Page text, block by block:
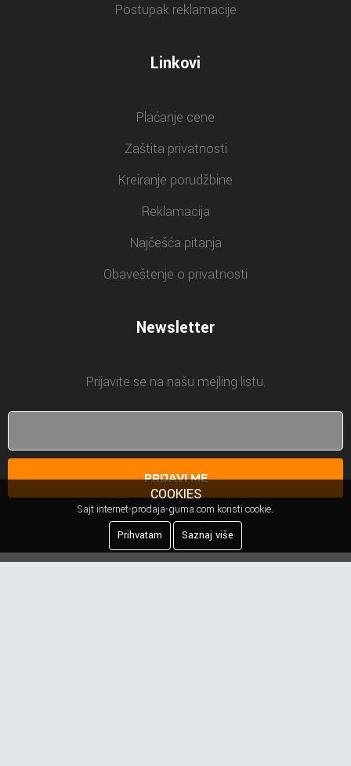
Postupak reklamacije
Linkovi
Plaćanje cene
Zaštita privatnosti
Kreiranje porudžbine
Reklamacija
Najčešća pitanja
Obaveštenje o privatnosti
Newsletter
Prijavite se na našu mejling listu.
PRIJAVI ME
COOKIES
Sajt internet-prodaja-guma.com koristi cookie.
Prihvatam
Saznaj više